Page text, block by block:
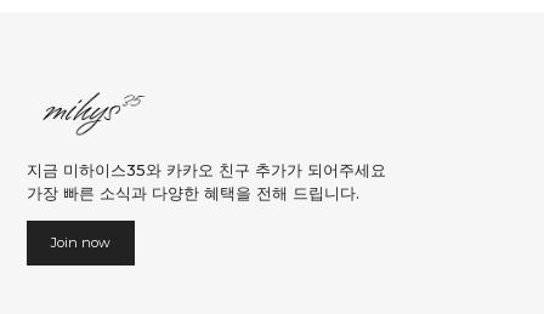
지금 미하이스35와 카카오 친구 추가가 되어주세요
가장 빠른 소식과 다양한 혜택을 전해 드립니다.
Join now